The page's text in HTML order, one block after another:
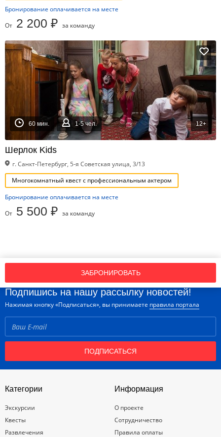
Бронирование оплачивается на месте
От 2 200 ₽ за команду
60 мин. 1-5 чел. 12+
Шерлок Kids
г. Санкт-Петербург, 5-я Советская улица, 3/13
Многокомнатный квест с профессиональным актером
Бронирование оплачивается на месте
От 5 500 ₽ за команду
ЗАБРОНИРОВАТЬ
Подпишись на нашу рассылку новостей!
Нажимая кнопку «Подписаться», вы принимаете правила портала
ПОДПИСАТЬСЯ
Категории
Экскурсии
Квесты
Развлечения
Информация
О проекте
Сотрудничество
Правила оплаты